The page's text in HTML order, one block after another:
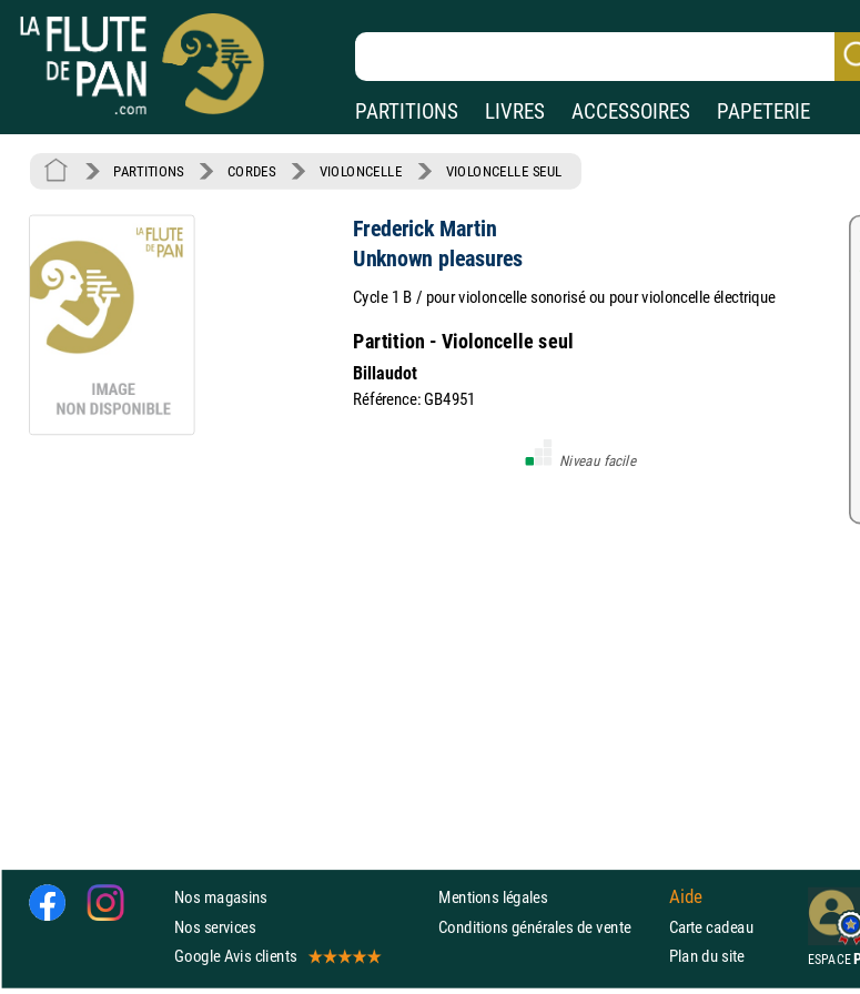
PARTITIONS LIVRES ACCESSOIRES PAPETERIE
PARTITIONS CORDES VIOLONCELLE VIOLONCELLE SEUL
Frederick Martin
Unknown pleasures
Cycle 1 B / pour violoncelle sonorisé ou pour violoncelle électrique
Partition - Violoncelle seul
Billaudot
Référence: GB4951
Niveau facile
Nos magasins
Nos services
Google Avis clients
Mentions légales
Conditions générales de vente
Aide
Carte cadeau
Plan du site
ESPACE